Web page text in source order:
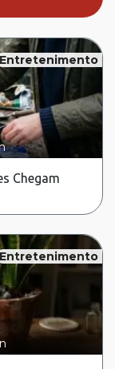
Entretenimento
Chegam
Entretenimento